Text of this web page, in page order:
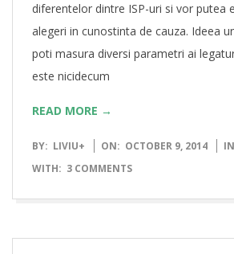
diferentelor dintre ISP-uri si vor putea
alegeri in cunostinta de cauza. Ideea
poti masura diversi parametri ai
este nicidecum
READ MORE →
2014-
10-
BY: LIVIU+ ON: OCTOBER 9, 2014
WITH: 3 COMMENTS